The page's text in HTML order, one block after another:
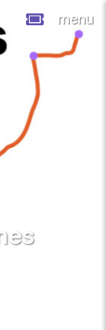
menu